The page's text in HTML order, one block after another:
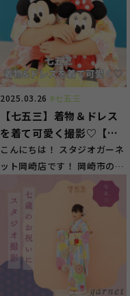
2025.03.26 #七五三
【七五三】着物＆ドレス
を着て可愛く撮影♡【岡
崎市】
こんにちは！ スタジオガーネ
ット岡崎店です！ 岡崎市の方
に多くご来店頂いております
(^^) 七五三...